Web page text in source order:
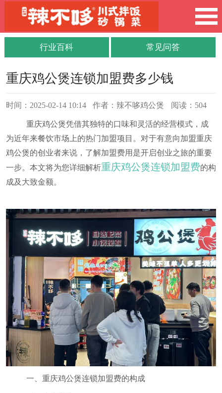
行业百科 常见问答
重庆鸡公煲连锁加盟费多少钱
时间：2025-02-14 10:14 作者：辣不哆鸡公煲 阅读：504
重庆鸡公煲凭借其独特的口味和灵活的经营模式，成
为近年来餐饮市场上的热门加盟项目。对于有意向加盟重庆
鸡公煲的创业者来说，了解加盟费用是开启创业之旅的重要
一步。本文将为您详细解析重庆鸡公煲连锁加盟费的构
成及大致金额。
一、重庆鸡公煲连锁加盟费的构成